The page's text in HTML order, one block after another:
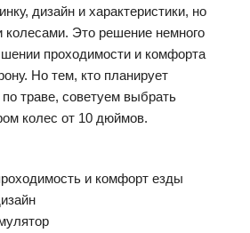
дизайн и характеристики, но
Это решение немного
проходимости и комфорта
Но тем, кто планирует
по траве, советуем выбрать
колес от 10 дюймов.
и комфорт езды